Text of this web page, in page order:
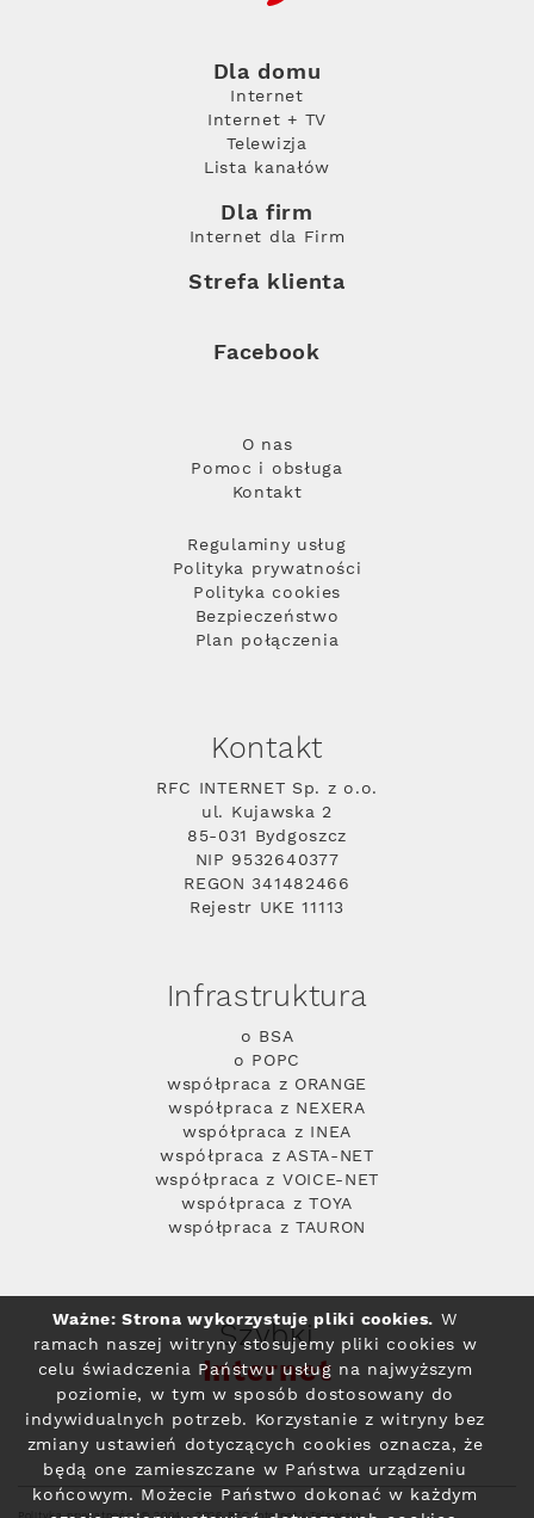
Dla domu
Internet
Internet + TV
Telewizja
Lista kanałów
Dla firm
Internet dla Firm
Strefa klienta
Facebook
O nas
Pomoc i obsługa
Kontakt
Regulaminy usług
Polityka prywatności
Polityka cookies
Bezpieczeństwo
Plan połączenia
Kontakt
RFC INTERNET Sp. z o.o.
ul. Kujawska 2
85-031 Bydgoszcz
NIP 9532640377
REGON 341482466
Rejestr UKE 11113
Infrastruktura
o BSA
o POPC
współpraca z ORANGE
współpraca z NEXERA
współpraca z INEA
współpraca z ASTA-NET
współpraca z VOICE-NET
współpraca z TOYA
współpraca z TAURON
Szybki
Internet
Ważne: Strona wykorzystuje pliki cookies. W
ramach naszej witryny stosujemy pliki cookies w
celu świadczenia Państwu usług na najwyższym
poziomie, w tym w sposób dostosowany do
indywidualnych potrzeb. Korzystanie z witryny bez
zmiany ustawień dotyczących cookies oznacza, że
będą one zamieszczane w Państwa urządzeniu
końcowym. Możecie Państwo dokonać w każdym